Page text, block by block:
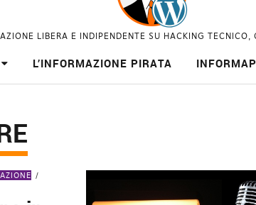
LIBERA E INDIPENDENTE SU HACKING TECNICO,
L’INFORMAZIONE PIRATA